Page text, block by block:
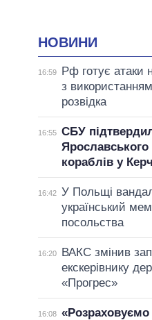
НОВИНИ
16:59
Рф готує атаки
з
розвідка
16:55 СБУ
кораблів у
16:42 У Польщі
український
посольства
16:20
ВАКС змінив
екскерівнику
«Прогрес»
16:08 «Розраховуємо